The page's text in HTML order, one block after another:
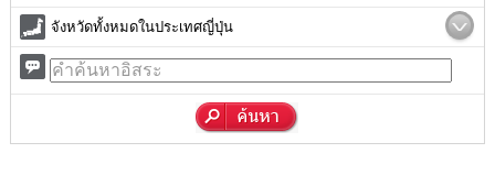
จังหวัดทั้งหมดในประเทศญี่ปุ่น